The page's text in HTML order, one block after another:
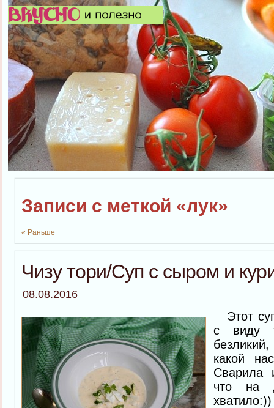
Записи с меткой «лук»
« Раньше
Чизу тори/Суп с сыром и
08.08.2016
Этот
с виду
какой
Сварила
что на
хватило:))